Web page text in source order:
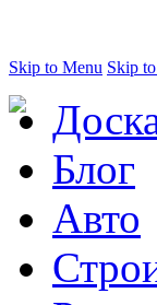
Skip to Menu Skip
Блог
Авто